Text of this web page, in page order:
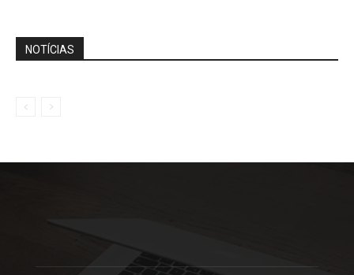
NOTÍCIAS